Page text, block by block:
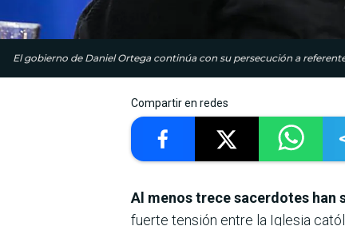
El gobierno de Daniel Ortega continúa con su persecución a
Compartir en redes
Al menos trece sacerdotes han
fuerte tensión entre la Iglesia